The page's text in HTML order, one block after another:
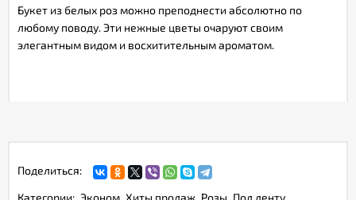
Букет из белых роз можно преподнести абсолютно по
любому поводу. Эти нежные цветы очаруют своим
элегантным видом и восхитительным ароматом.
Поделиться: